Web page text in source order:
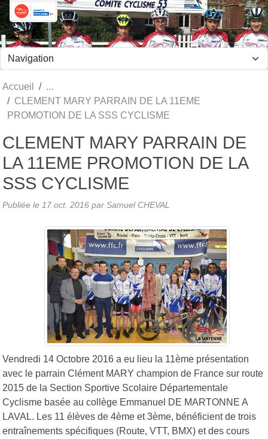
Accueil
CLEMENT MARY PARRAIN DE LA 11EME
PROMOTION DE LA SSS CYCLISME
CLEMENT MARY PARRAIN DE
LA 11EME PROMOTION DE LA
SSS CYCLISME
Publiée le 17 oct. 2016 par Samuel CHEVAL
Vendredi 14 Octobre 2016 a eu lieu la 11ème présentation
avec le parrain Clément MARY champion de France sur route
2015 de la Section Sportive Scolaire Départementale
Cyclisme basée au collège Emmanuel DE MARTONNE A
LAVAL. Les 11 élèves de 4ème et 3ème, bénéficient de trois
entraînements spécifiques (Route, VTT, BMX) et des cours
Panneau de gestion des cookies